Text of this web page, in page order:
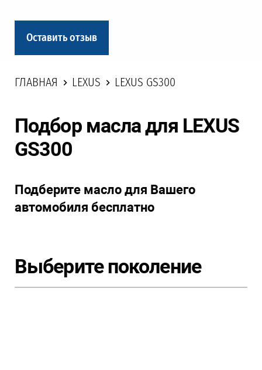
Оставить отзыв
ГЛАВНАЯ LEXUS LEXUS GS300
Подбор масла для LEXUS
GS300
Подберите масло для Вашего
автомобиля бесплатно
Выберите поколение